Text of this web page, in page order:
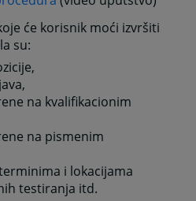
će korisnik moći izvršiti
su:
na kvalifikacionim
na pismenim
i lokacijama
testiranja itd.